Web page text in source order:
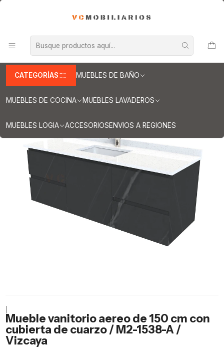
CATEGORÍAS MUEBLES DE BAÑO
MUEBLES DE COCINA MUEBLES LAVADEROS
MUEBLES LOGIA ACCESORIOSENVIOS A REGIONES
Muebles vanitorio aereo - simple
Mueble vanitorios aereo - simple de cuarzo
Muebles vanitorios aereo simple cuarzo / 150 cm
Mueble vanitorio aereo de 150 cm con cubierta de cuarzo / M2-
Mueble vanitorio aereo de 150 cm con
cubierta de cuarzo / M2-1538-A /
Vizcaya